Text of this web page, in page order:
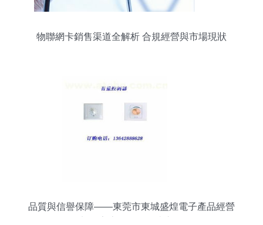
物聯網卡銷售渠道全解析 合規經營與市場現狀
品質與信譽保障——東莞市東城盛煌電子產品經營